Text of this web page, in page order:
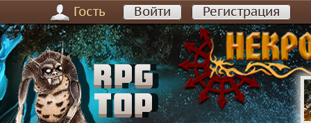
Гость Войти Регистрация